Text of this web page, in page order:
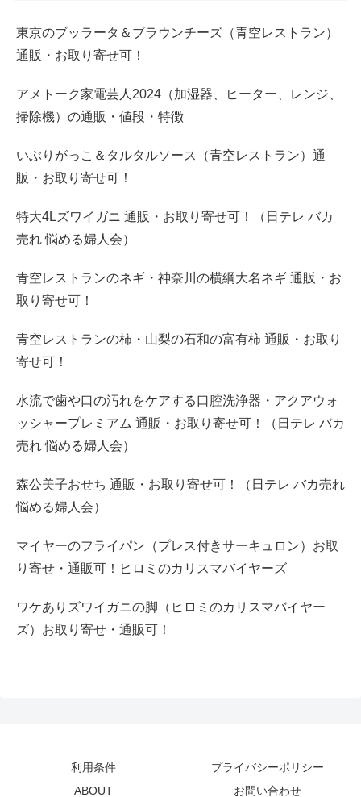
東京のブッラータ＆ブラウンチーズ（青空レストラン）
通販・お取り寄せ可！
アメトーク家電芸人2024（加湿器、ヒーター、レンジ、
掃除機）の通販・値段・特徴
いぶりがっこ＆タルタルソース（青空レストラン）通
販・お取り寄せ可！
特大4Lズワイガニ 通販・お取り寄せ可！（日テレ バカ
売れ 悩める婦人会）
青空レストランのネギ・神奈川の横綱大名ネギ 通販・お
取り寄せ可！
青空レストランの柿・山梨の石和の富有柿 通販・お取り
寄せ可！
水流で歯や口の汚れをケアする口腔洗浄器・アクアウォ
ッシャープレミアム 通販・お取り寄せ可！（日テレ バカ
売れ 悩める婦人会）
森公美子おせち 通販・お取り寄せ可！（日テレ バカ売れ
悩める婦人会）
マイヤーのフライパン（プレス付きサーキュロン）お取
り寄せ・通販可！ヒロミのカリスマバイヤーズ
ワケありズワイガニの脚（ヒロミのカリスマバイヤー
ズ）お取り寄せ・通販可！
利用条件
プライバシーポリシー
ABOUT
お問い合わせ